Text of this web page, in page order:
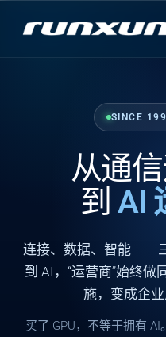
SINCE
从通信
到 AI
连接、 数据、 智能——
到 AI，“运营商”始终
施，变成企业
买了 GPU，不等于拥有